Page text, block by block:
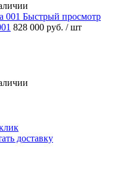
Быстрый просмотр
828 000 руб. / шт
доставку